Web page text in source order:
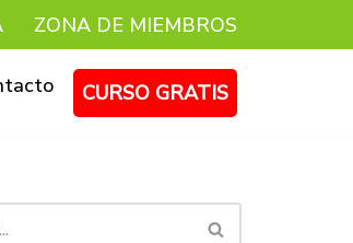
ZONA DE MIEMBROS
CURSO GRATIS